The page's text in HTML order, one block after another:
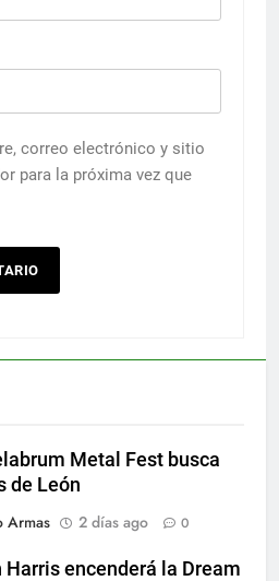
correo electrónico y sitio
para la próxima vez que
Metal Fest busca
de León
Armas
2 días ago 0
Harris encenderá la Dream